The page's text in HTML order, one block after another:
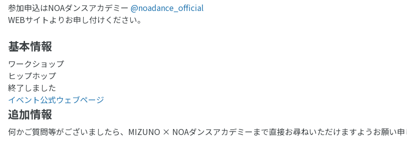
参加申込はNOAダンスアカデミー @noadance_official
WEBサイトよりお申し付けください。
基本情報
ワークショップ
ヒップホップ
終了しました
イベント公式ウェブページ
追加情報
何かご質問等がございましたら、MIZUNO × NOAダンスアカデミーまで直接お尋ねいただけますようお願い申